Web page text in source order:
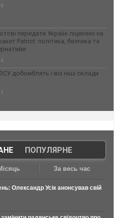
передати Україні ліцензію на
Patriot: політика, безпека та
добомблять і всі інші склади
| ПОПУЛЯРНЕ
За весь час
Олександр Усік анонсував свій